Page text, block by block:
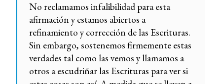
No reclamamos infalibilidad para esta
afirmación y estamos abiertos a
refinamiento y corrección de las Escrituras.
Sin embargo, sostenemos firmemente estas
verdades tal como las vemos y llamamos a
otros a escudriñar las Escrituras para ver si